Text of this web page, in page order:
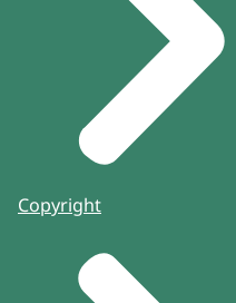
Copyright